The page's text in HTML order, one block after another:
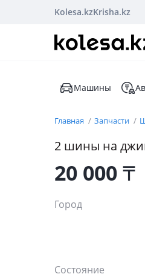
Kolesa.kzKrisha.kz
Машины
Главная Запчасти
2 шины на
20 000₸
Город
Состояние